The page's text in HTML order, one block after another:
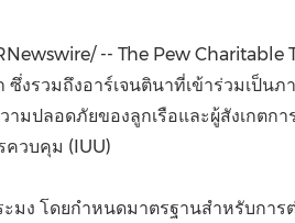
-- The Pew Charitable
ซึ่งรวมถึงอาร์เจนตินาที่เข้าร่วมเป็
ามปลอดภัยของลูกเรือและผู้สังเก
ควบคุม (IUU)
มง โดยกำหนดมาตรฐานสำหรับกา